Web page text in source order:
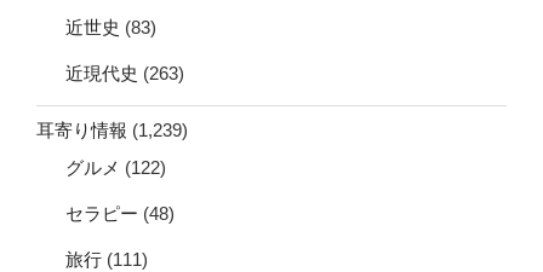
近世史 (83)
近現代史 (263)
耳寄り情報 (1,239)
グルメ (122)
セラピー (48)
旅行 (111)